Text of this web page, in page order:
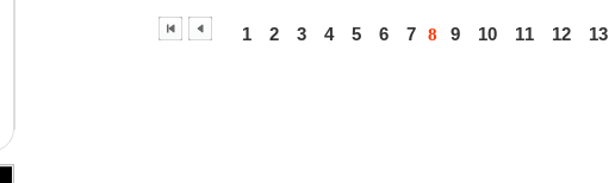
1 2 3 4 5 6 7 8 9 10 11 12 13